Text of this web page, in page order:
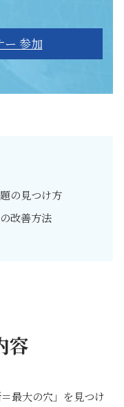
ー 参加
の見つけ方
改善方法
容
最大の穴」を見つけ